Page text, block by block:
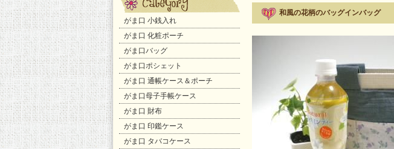
がま口 小銭入れ
がま口 化粧ポーチ
がま口バッグ
がま口ポシェット
がま口 通帳ケース＆ポーチ
がま口母子手帳ケース
がま口 財布
がま口 印鑑ケース
がま口 タバコケース
和風の花柄のバッグインバッグ